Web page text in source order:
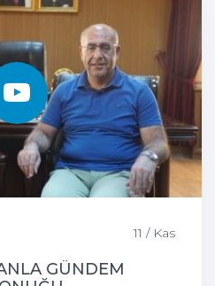
11 / Kas
GÜNDEM